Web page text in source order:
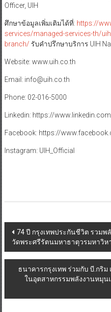
Officer, UIH
ศึกษาข้อมูลเพิ่มเติมได้ที่: https://
services/managed-services-th/
branch/ รับคำปรึกษาบริการ UIH
Website: www.uih.co.th
Email: info@uih.co.th
Phone: 02-016-5000
Linkedin: https://
Facebook: https://
Instagram: UIH_Official
Post
navigation
74 ปี กรุงเทพประกันชีวิต รวม
วัดพระศรีรัตนมหาธาตุวรมหาวิห
ธนาคารกรุงเทพ ร่วมกับ บี.กริ
ในอุตสาหกรรมพลังงานหมุ